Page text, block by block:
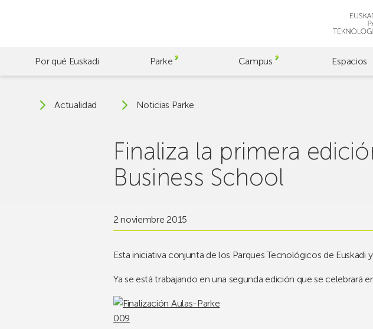
Por qué Euskadi Parke Campus Espacios
Actualidad Noticias Parke
Finaliza la primera
Business School
2 noviembre 2015
Esta iniciativa conjunta de los Parques Tecnológicos de
Ya se está trabajando en una segunda edición que se celebrará